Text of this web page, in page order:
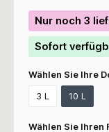
Nur noch 3
Sofort
Wählen Sie Ihre
3 L 10 L
Wählen Sie Ihren